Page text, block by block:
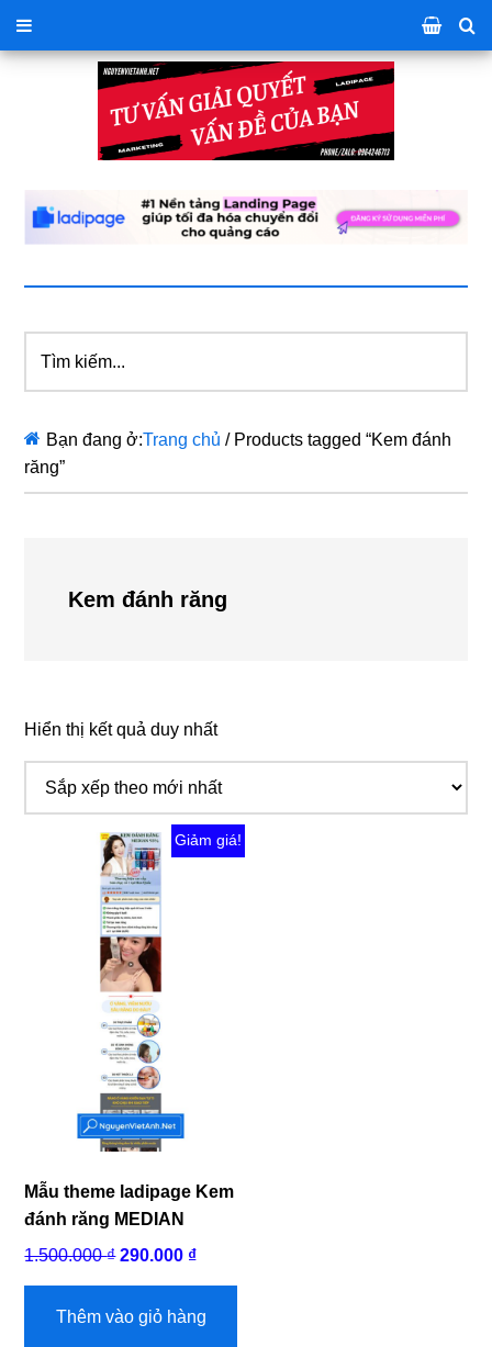
kiếm...
Bạn đang ở:Trang chủ /Products tagged “Kem đánh
răng”
Kem đánh răng
Hiển thị kết quả duy nhất
Giảm giá!
Mẫu theme ladipage Kem
đánh răng MEDIAN
1.500.000₫ Giá
gốc
là:
290.000 ₫Giá
hiện
tại
Thêm vào giỏ hàng